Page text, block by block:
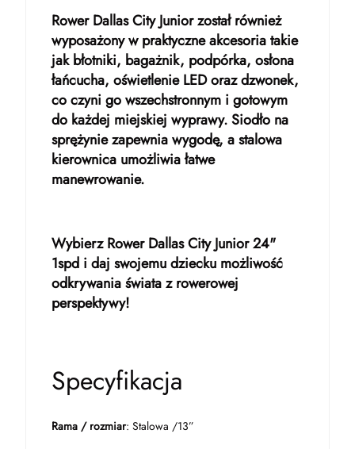
Rower Dallas City Junior został również
wyposażony w praktyczne akcesoria takie
jak błotniki, bagażnik, podpórka, osłona
łańcucha, oświetlenie LED oraz dzwonek,
co czyni go wszechstronnym i gotowym
do każdej miejskiej wyprawy. Siodło na
sprężynie zapewnia wygodę, a stalowa
kierownica umożliwia łatwe
manewrowanie.
Wybierz Rower Dallas City Junior 24"
1spd i daj swojemu dziecku możliwość
odkrywania świata z rowerowej
perspektywy!
Specyfikacja
Rama / rozmiar: Stalowa /13”